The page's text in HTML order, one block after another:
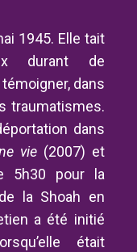
1945. Elle tait
durant de
dans
traumatismes.
dans
vie (2007) et
5h30 pour la
la Shoah en
a été initié
était